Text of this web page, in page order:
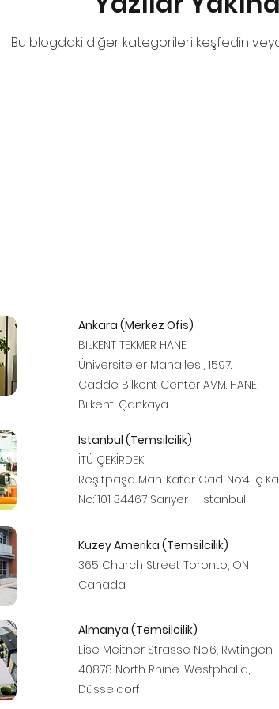
Bu blogdaki diğer kategorileri keşfedin
Ankara (Merkez Ofis)
BİLKENT TEKMER HANE
Üniversiteler Mahallesi, 1597.
Cadde Bilkent Center AVM. HANE,
Bilkent-Çankaya
İstanbul (Temsilcilik)
İTÜ ÇEKİRDEK
Reşitpaşa Mah. Katar Cad. No:4 İç
No:1101 34467 Sarıyer – İstanbul
Kuzey Amerika (Temsilcilik)
365 Church Street Toronto, ON
Canada
Almanya (Temsilcilik)
Lise Meitner Strasse No:6, Rwtingen
40878 North Rhine-Westphalia,
Düsseldorf